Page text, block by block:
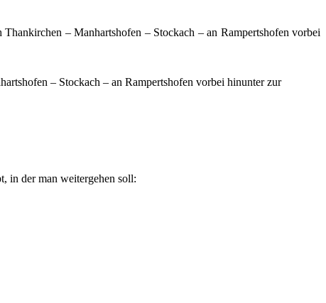
– Manhartshofen – Stockach – an Rampertshofen vorbei
– Stockach – an Rampertshofen vorbei hinunter zur
in der man weitergehen soll: